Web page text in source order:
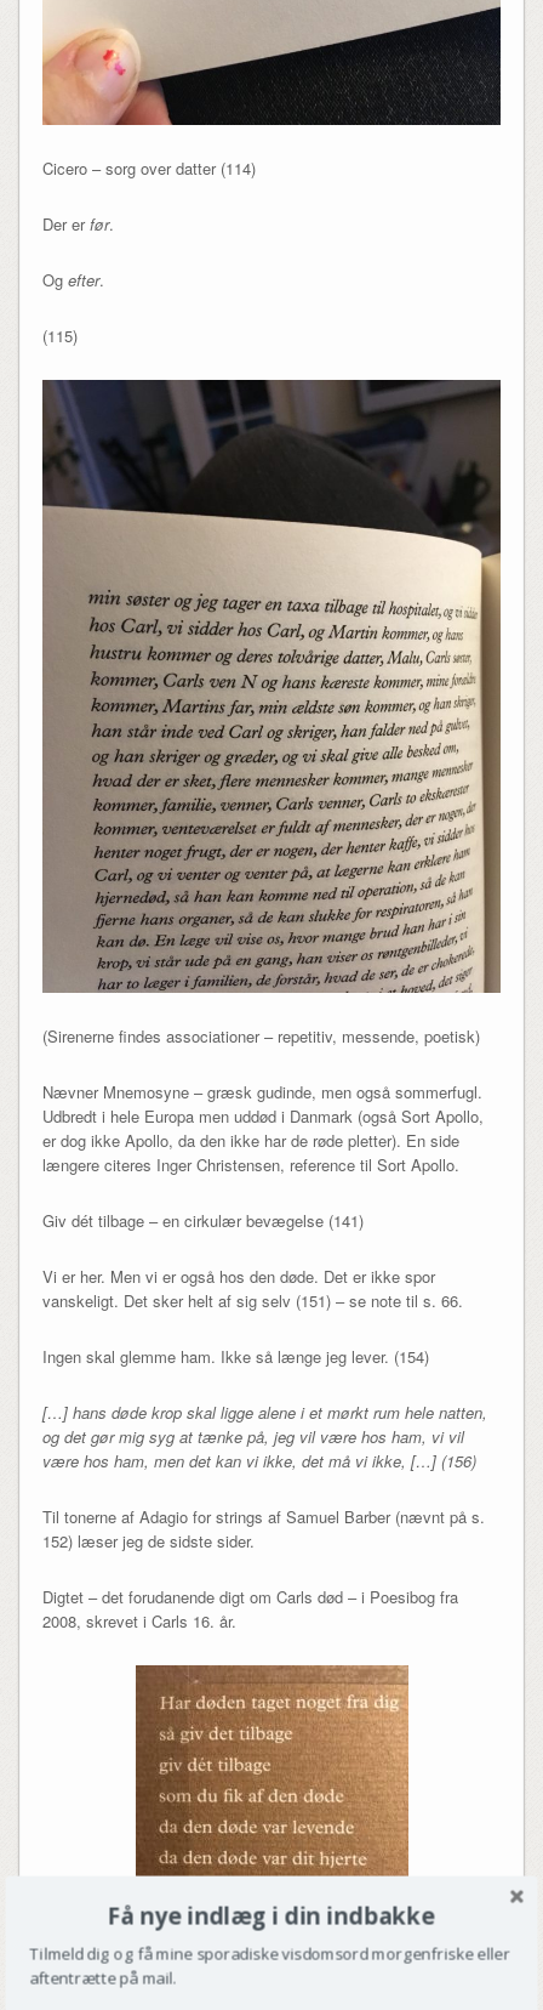
Cicero – sorg over datter (114)
Der erfør.
Og efter.
(115)
(Sirenerne findes associationer – repetitiv, messende, poetisk)
Nævner Mnemosyne – græsk gudinde, men også sommerfugl.
Udbredt i hele Europa men uddød i Danmark (også Sort Apollo,
er dog ikke Apollo, da den ikke har de røde pletter). En side
længere citeres Inger Christensen, reference til Sort Apollo.
Giv dét tilbage – en cirkulær bevægelse (141)
Vi er her. Men vi er også hos den døde. Det er ikke spor
vanskeligt. Det sker helt af sig selv (151) – se note til s. 66.
Ingen skal glemme ham. Ikke så længe jeg lever. (154)
[…] hans døde krop skal ligge alene i et mørkt rum hele natten,
og det gør mig syg at tænke på, jeg vil være hos ham, vi vil
være hos ham, men det kan vi ikke, det må vi ikke, […] (156)
Til tonerne af Adagio for strings af Samuel Barber (nævnt på s.
152) læser jeg de sidste sider.
Digtet – det forudanende digt om Carls død – i Poesibog fra
2008, skrevet i Carls 16. år.
Få nye indlæg i din indbakke
Tilmeld dig og få mine sporadiske visdomsord morgenfriske eller
aftentrætte på mail.